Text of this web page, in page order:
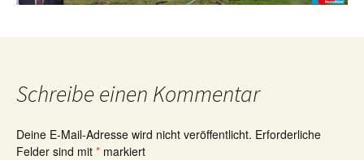
Schreibe einen Kommentar
Deine E-Mail-Adresse wird nicht veröffentlicht. Erforderliche
Felder sind mit * markiert